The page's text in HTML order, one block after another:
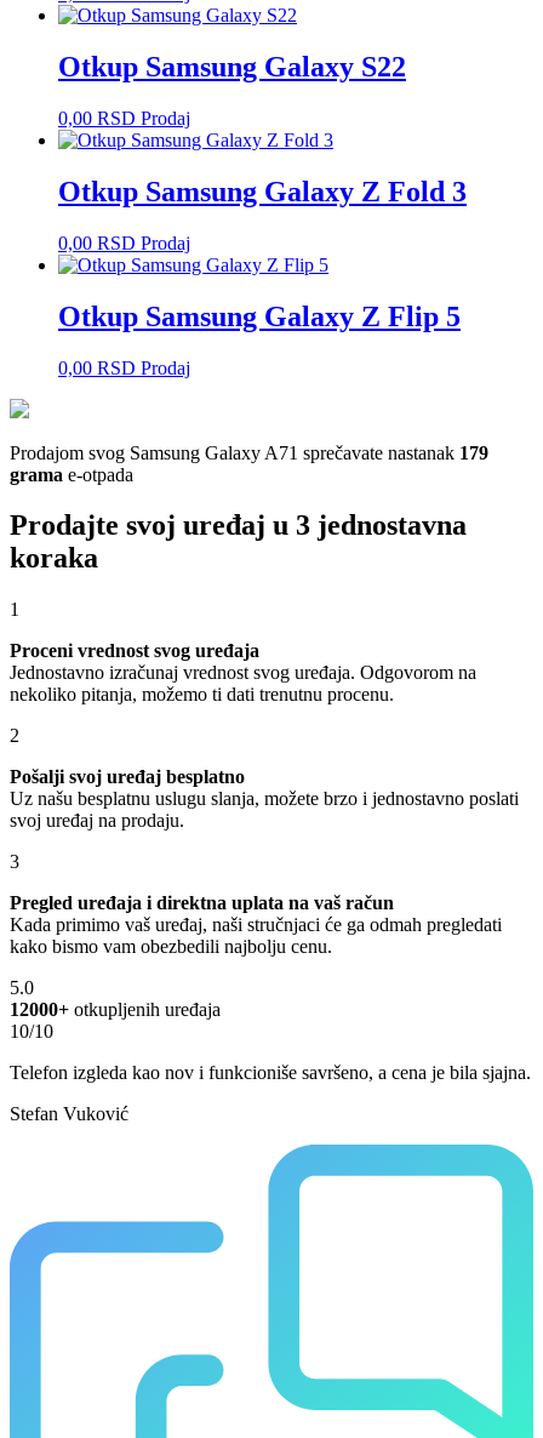
Otkup Samsung Galaxy S22
0,00 RSD Prodaj
Otkup Samsung Galaxy Z Fold 3
0,00 RSD Prodaj
Otkup Samsung Galaxy Z Flip 5
0,00 RSD Prodaj
Prodajom svog Samsung Galaxy A71 sprečavate nastanak 179
grama e-otpada
Prodajte svoj uređaj u 3 jednostavna
koraka
1
Proceni vrednost svog uređaja
Jednostavno izračunaj vrednost svog uređaja. Odgovorom na
nekoliko pitanja, možemo ti dati trenutnu procenu.
2
Pošalji svoj uređaj besplatno
Uz našu besplatnu uslugu slanja, možete brzo i jednostavno poslati
svoj uređaj na prodaju.
3
Pregled uređaja i direktna uplata na vaš račun
Kada primimo vaš uređaj, naši stručnjaci će ga odmah pregledati
kako bismo vam obezbedili najbolju cenu.
5.0
12000+ otkupljenih uređaja
10/10
Telefon izgleda kao nov i funkcioniše savršeno, a cena je bila sjajna.
Stefan Vuković